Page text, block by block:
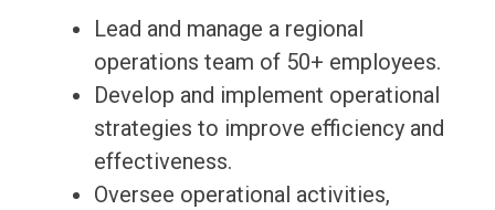
Lead and manage a regional
operations team of 50+ employees.
Develop and implement operational
strategies to improve efficiency and
effectiveness.
Oversee operational activities,